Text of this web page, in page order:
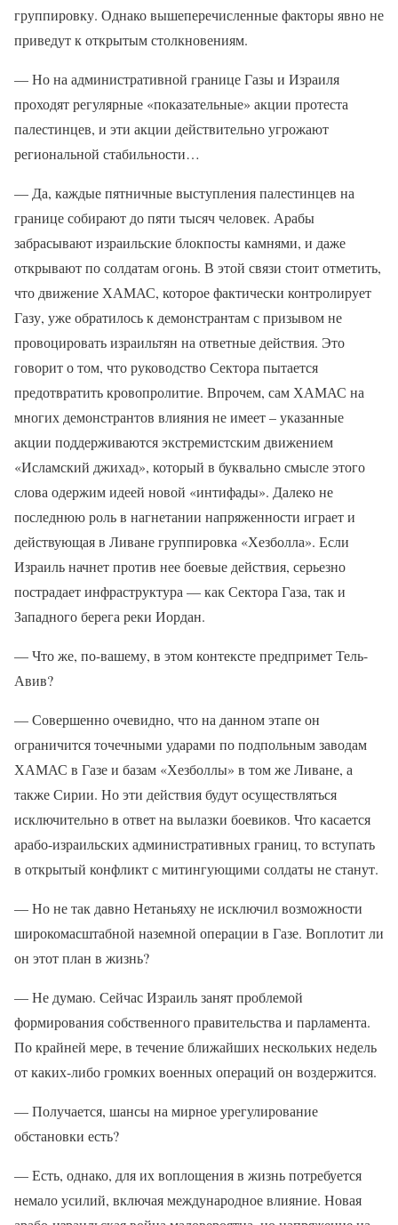
группировку. Однако вышеперечисленные факторы явно не
приведут к открытым столкновениям.
— Но на административной границе Газы и Израиля
проходят регулярные «показательные» акции протеста
палестинцев, и эти акции действительно угрожают
региональной стабильности…
— Да, каждые пятничные выступления палестинцев на
границе собирают до пяти тысяч человек. Арабы
забрасывают израильские блокпосты камнями, и даже
открывают по солдатам огонь. В этой связи стоит отметить,
что движение ХАМАС, которое фактически контролирует
Газу, уже обратилось к демонстрантам с призывом не
провоцировать израильтян на ответные действия. Это
говорит о том, что руководство Сектора пытается
предотвратить кровопролитие. Впрочем, сам ХАМАС на
многих демонстрантов влияния не имеет – указанные
акции поддерживаются экстремистским движением
«Исламский джихад», который в буквально смысле этого
слова одержим идеей новой «интифады». Далеко не
последнюю роль в нагнетании напряженности играет и
действующая в Ливане группировка «Хезболла». Если
Израиль начнет против нее боевые действия, серьезно
пострадает инфраструктура — как Сектора Газа, так и
Западного берега реки Иордан.
— Что же, по-вашему, в этом контексте предпримет Тель-
Авив?
— Совершенно очевидно, что на данном этапе он
ограничится точечными ударами по подпольным заводам
ХАМАС в Газе и базам «Хезболлы» в том же Ливане, а
также Сирии. Но эти действия будут осуществляться
исключительно в ответ на вылазки боевиков. Что касается
арабо-израильских административных границ, то вступать
в открытый конфликт с митингующими солдаты не станут.
— Но не так давно Нетаньяху не исключил возможности
широкомасштабной наземной операции в Газе. Воплотит ли
он этот план в жизнь?
— Не думаю. Сейчас Израиль занят проблемой
формирования собственного правительства и парламента.
По крайней мере, в течение ближайших нескольких недель
от каких-либо громких военных операций он воздержится.
— Получается, шансы на мирное урегулирование
обстановки есть?
— Есть, однако, для их воплощения в жизнь потребуется
немало усилий, включая международное влияние. Новая